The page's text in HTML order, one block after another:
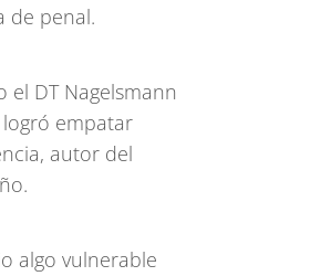
de penal.
DT Nagelsmann
empatar
autor del
algo vulnerable